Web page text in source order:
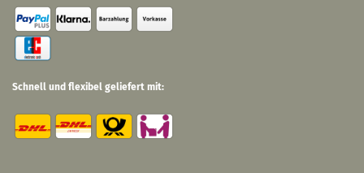
Schnell und flexibel geliefert mit: